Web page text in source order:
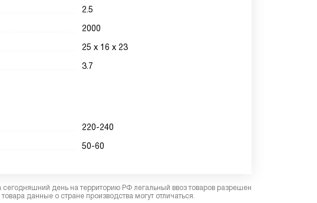
2.5
2000
25 х 16 х 23
3.7
220-240
50-60
день на территорию РФ легальный ввоз товаров разрешен
данные о стране производства могут отличаться.